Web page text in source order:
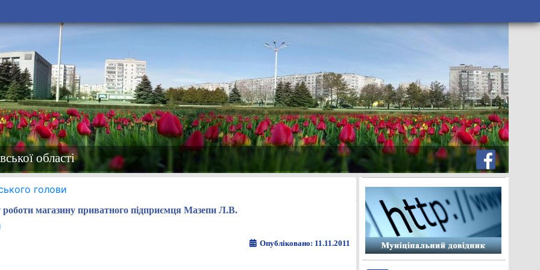
області
голови
магазину приватного підприємця Мазепи Л.В.
Опубліковано: 11.11.2011